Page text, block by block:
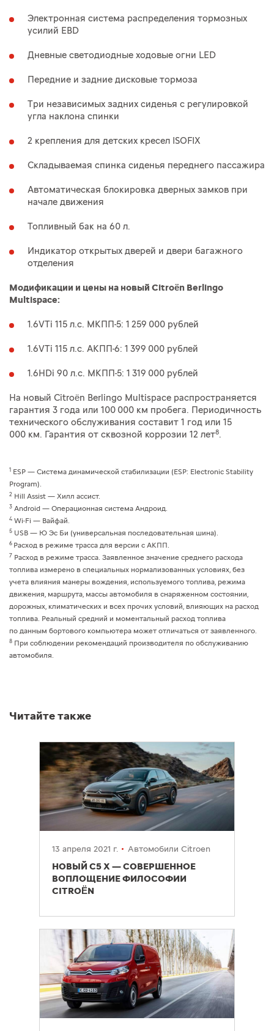
Электронная система распределения тормозных
усилий EBD
Дневные светодиодные ходовые огни LED
Передние и задние дисковые тормоза
Три независимых задних сиденья с регулировкой
угла наклона спинки
2 крепления для детских кресел ISOFIX
Складываемая спинка сиденья переднего пассажира
Автоматическая блокировка дверных замков при
начале движения
Топливный бак на 60 л.
Индикатор открытых дверей и двери багажного
отделения
Модификации и цены на новый Citroën Berlingo
Multispace:
1.6VTi 115 л.с. МКПП-5: 1 259 000 рублей
1.6VTi 115 л.с. АКПП-6: 1 399 000 рублей
1.6HDi 90 л.с. МКПП-5: 1 319 000 рублей
На новый Citroën Berlingo Multispace распространяется
гарантия 3 года или 100 000 км пробега. Периодичность
технического обслуживания составит 1 год или 15
000 км. Гарантия от сквозной коррозии 12 лет8.
1
ESP — Система динамической стабилизации (ESP: Electronic Stability
Program).
2 Hill Assist — Хилл ассист.
3 Android — Операционная система Андроид.
4 Wi-Fi — Вайфай.
5 USB — Ю Эс Би (универсальная последовательная шина).
6 Расход в режиме трасса для версии c АКПП.
7
Расход в режиме трасса. Заявленное значение среднего расхода
топлива измерено в специальных нормализованных условиях, без
учета влияния манеры вождения, используемого топлива, режима
движения, маршрута, массы автомобиля в снаряженном состоянии,
дорожных, климатических и всех прочих условий, влияющих на расход
топлива. Реальный средний и моментальный расход топлива
по данным бортового компьютера может отличаться от заявленного.
8 При соблюдении рекомендаций производителя по обслуживанию
автомобиля.
Читайте также
13 апреля 2021 г. Автомобили Citroen
НОВЫЙ C5 X — СОВЕРШЕННОЕ
ВОПЛОЩЕНИЕ ФИЛОСОФИИ
CITROËN